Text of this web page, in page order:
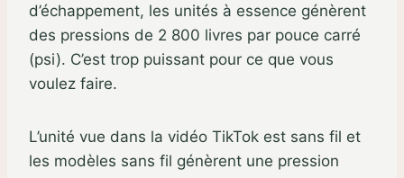
d’échappement, les unités à essence génèrent
des pressions de 2 800 livres par pouce carré
(psi). C’est trop puissant pour ce que vous
voulez faire.
L’unité vue dans la vidéo TikTok est sans fil et
les modèles sans fil génèrent une pression